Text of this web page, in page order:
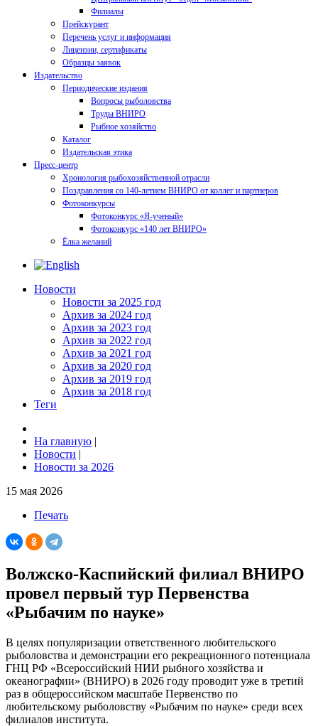
Филиалы
Прейскурант
Перечень услуг и информация
Лицензии, сертификаты
Образцы заявок
Издательство
Периодические издания
Вопросы рыболовства
Труды ВНИРО
Рыбное хозяйство
Каталог
Издательская этика
Пресс-центр
Хронология рыбохозяйственной отрасли
Поздравления со 140-летием ВНИРО от коллег и партнеров
Фотоконкурсы
Фотоконкурс «Я-ученый»
Фотоконкурс «140 лет ВНИРО»
Ёлка желаний
Новости
Новости за 2025 год
Архив за 2024 год
Архив за 2023 год
Архив за 2022 год
Архив за 2021 год
Архив за 2020 год
Архив за 2019 год
Архив за 2018 год
Теги
На главную |
Новости |
Новости за 2026
15 мая 2026
Печать
Волжско-Каспийский филиал ВНИРО
провел первый тур Первенства
«Рыбачим по науке»
В целях популяризации ответственного любительского
рыболовства и демонстрации его рекреационного потенциала
ГНЦ РФ «Всероссийский НИИ рыбного хозяйства и
океанографии» (ВНИРО) в 2026 году проводит уже в третий
раз в общероссийском масштабе Первенство по
любительскому рыболовству «Рыбачим по науке» среди всех
филиалов института.